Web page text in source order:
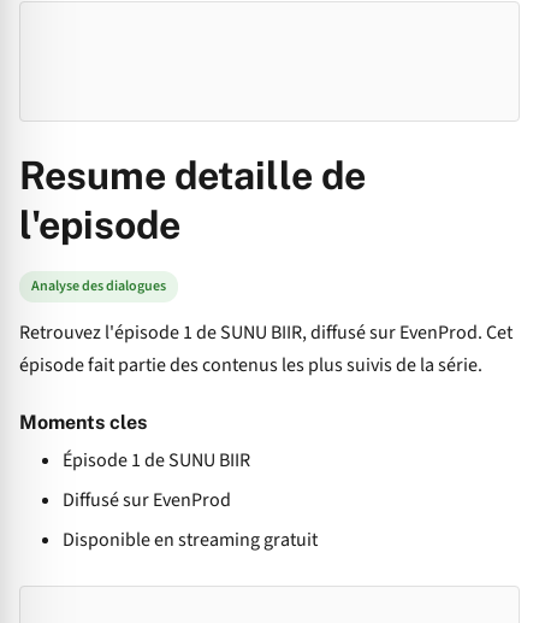
Resume detaille de
l'episode
Analyse des dialogues
Retrouvez l'épisode 1 de SUNU BIIR, diffusé sur EvenProd. Cet
épisode fait partie des contenus les plus suivis de la série.
Moments cles
Épisode 1 de SUNU BIIR
Diffusé sur EvenProd
Disponible en streaming gratuit